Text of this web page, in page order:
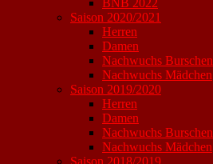
BNB 2022
Saison 2020/2021
Herren
Damen
Nachwuchs Burschen
Nachwuchs Mädchen
Saison 2019/2020
Herren
Damen
Nachwuchs Burschen
Nachwuchs Mädchen
Saison 2018/2019